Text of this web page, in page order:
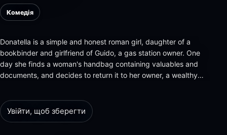
Комедія
Donatella is a simple and honest roman girl, daughter of a
bookbinder and girlfriend of Guido, a gas station owner. One
day she finds a woman's handbag containing valuables and
documents, and decides to return it to her owner, a wealthy
absence…
Увійти, щоб зберегти